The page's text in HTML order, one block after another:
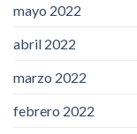
mayo 2022
abril 2022
marzo 2022
febrero 2022